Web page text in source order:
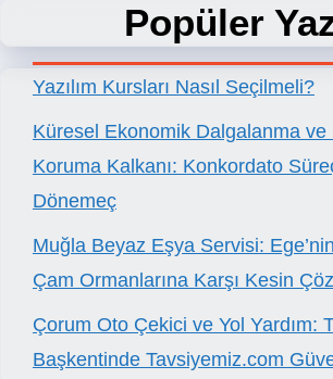
Popüler
Yazılım Kursları Nasıl Seçilmeli?
Küresel Ekonomik Dalgalanma ve
Koruma Kalkanı: Konkordato
Dönemeç
Muğla Beyaz Eşya Servisi:
Çam Ormanlarına Karşı Kesin
Çorum Oto Çekici ve Yol Yardım:
Başkentinde Tavsiyemiz.com